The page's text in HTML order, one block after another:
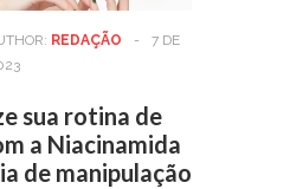
REDAÇÃO -
7 DE
sua rotina de
a Niacinamida
de manipulação